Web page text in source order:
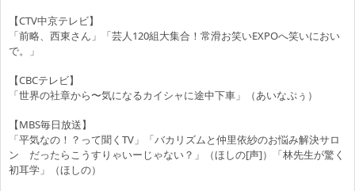
【CTV中京テレビ】
「前略、西東さん」「芸人120組大集合！常滑お笑いEXPOへ笑いにおい
で。」
【CBCテレビ】
「世界の社章から〜気になるカイシャに途中下車」（あいなぷぅ）
【MBS毎日放送】
「平気なの！？って聞くTV」「バカリズムと仲里依紗のお悩み解決サロ
ン だったらこうすりゃいーじゃない？」（ほしの[声]）「林先生が驚く
初耳学」（ほしの）